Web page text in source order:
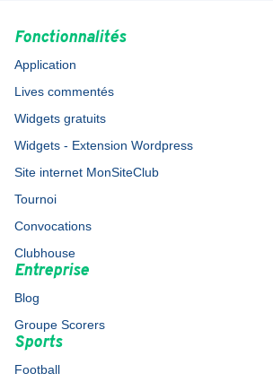
Fonctionnalités
Application
Lives commentés
Widgets gratuits
Widgets - Extension Wordpress
Site internet MonSiteClub
Tournoi
Convocations
Clubhouse
Entreprise
Blog
Groupe Scorers
Sports
Football